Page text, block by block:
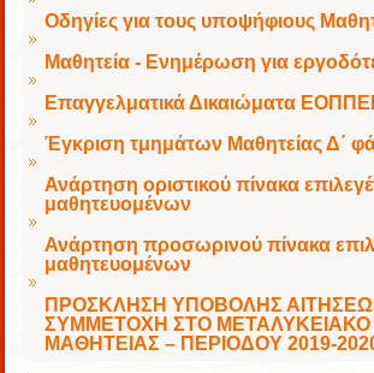
Οδηγίες για τους υποψήφιους
Μαθητεία - Ενημέρωση για
Επαγγελματικά Δικαιώματα
Έγκριση τμημάτων Μαθητείας Δ΄
Ανάρτηση οριστικού πίνακα
μαθητευομένων
Ανάρτηση προσωρινού πίνακα
μαθητευομένων
ΠΡΟΣΚΛΗΣΗ ΥΠΟΒΟΛΗΣ
ΣΥΜΜΕΤΟΧΗ ΣΤΟ ΜΕΤΑΛΥΚΕΙΑΚΟ
ΜΑΘΗΤΕΙΑΣ – ΠΕΡΙΟΔΟΥ 2019-